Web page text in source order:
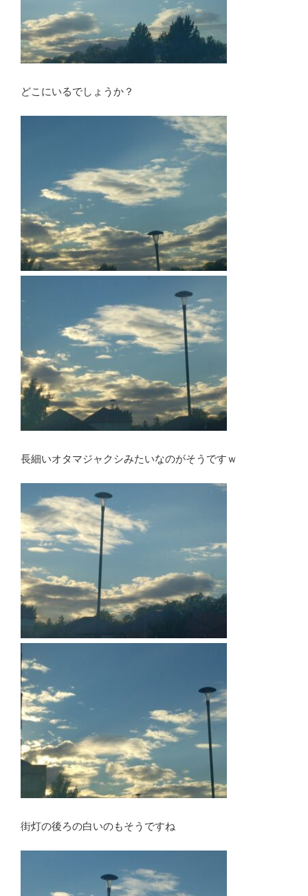
どこにいるでしょうか？
長細いオタマジャクシみたいなのがそうですｗ
街灯の後ろの白いのもそうですね